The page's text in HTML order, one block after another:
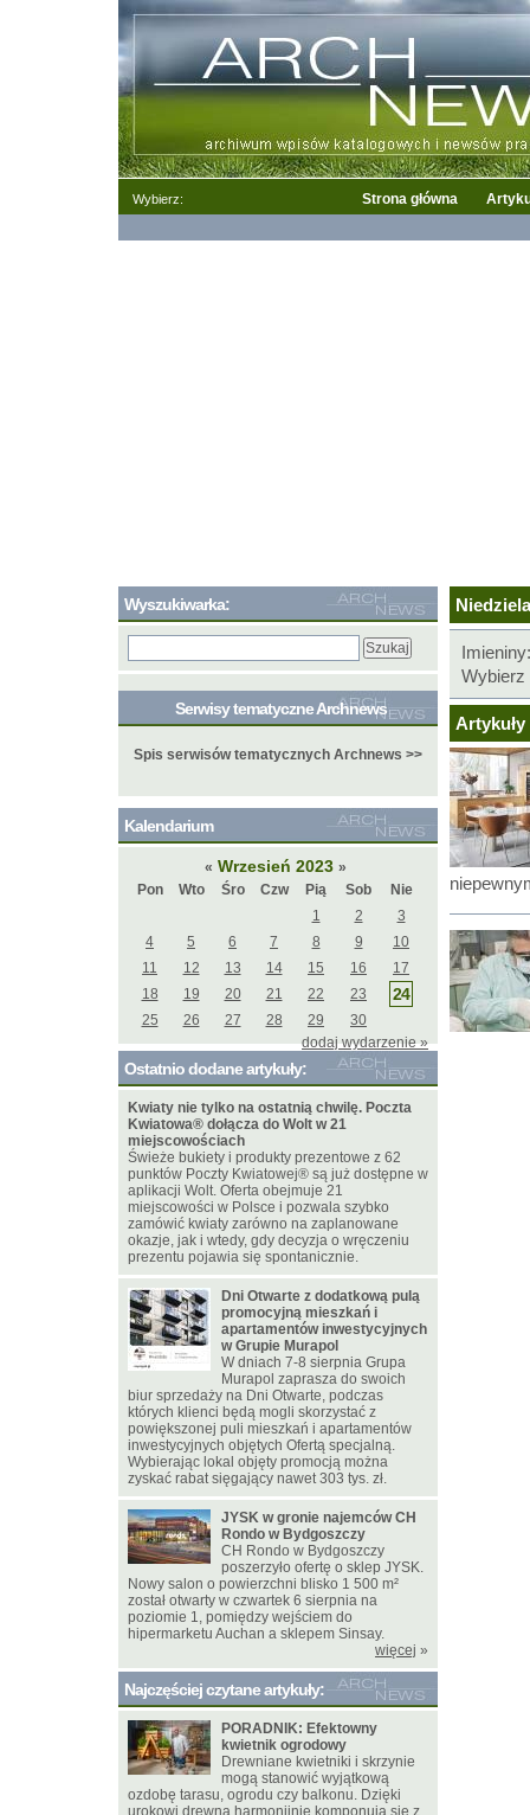
Wybierz: Strona główna
Wybierz
Wyszukiwarka:
Serwisy tematyczne Archnews
Spis serwisów tematycznych Archnews >>
Kalendarium
« Wrzesień 2023 »
Pon
Wto Śro Czw Pią Sob
Nie
1
2
3
4
5 6 7 8 9
10
11
12 13 14 15 16
17
18
19 20 21 22 23 24
25 26 27 28 29
30
dodaj wydarzenie »
Ostatnio dodane artykuły:
Kwiaty nie tylko na ostatnią chwilę. Poczta
Kwiatowa® dołącza do Wolt w 21
miejscowościach
Świeże bukiety i produkty prezentowe z 62
punktów Poczty Kwiatowej® są już dostępne w
aplikacji Wolt. Oferta obejmuje 21
miejscowości w Polsce i pozwala szybko
zamówić kwiaty zarówno na zaplanowane
okazje, jak i wtedy, gdy decyzja o wręczeniu
prezentu pojawia się spontanicznie.
Dni Otwarte z dodatkową pulą
promocyjną mieszkań i
apartamentów inwestycyjnych
w Grupie Murapol
W dniach 7-8 sierpnia Grupa
Murapol zaprasza do swoich
biur sprzedaży na Dni Otwarte, podczas
których klienci będą mogli skorzystać z
powiększonej puli mieszkań i apartamentów
inwestycyjnych objętych Ofertą specjalną.
Wybierając lokal objęty promocją można
zyskać rabat sięgający nawet 303 tys. zł.
JYSK w gronie najemców CH
Rondo w Bydgoszczy
CH Rondo w Bydgoszczy
poszerzyło ofertę o sklep JYSK.
Nowy salon o powierzchni blisko 1 500 m²
został otwarty w czwartek 6 sierpnia na
poziomie 1, pomiędzy wejściem do
hipermarketu Auchan a sklepem Sinsay.
więcej »
Najczęściej czytane artykuły:
PORADNIK: Efektowny
kwietnik ogrodowy
Drewniane kwietniki i skrzynie
mogą stanowić wyjątkową
ozdobę tarasu, ogrodu czy balkonu. Dzięki
urokowi drewna harmonijnie komponują się z